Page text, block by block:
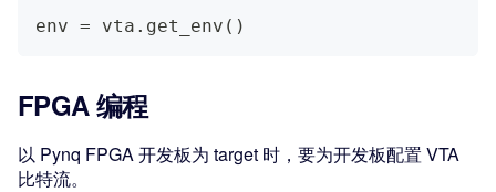
env = vta . get_env ( )
FPGA 编程
以 Pynq FPGA 开发板为 target 时，要为开发板配置 VTA
比特流。